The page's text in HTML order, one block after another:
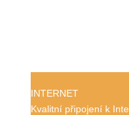
INTERNET
Kvalitní připojení k